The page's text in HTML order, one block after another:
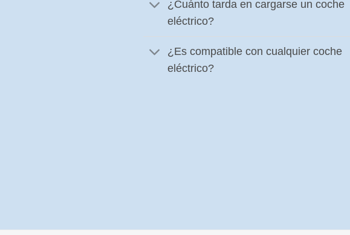
¿Cuánto tarda en cargarse un coche
eléctrico?
¿Es compatible con cualquier coche
eléctrico?